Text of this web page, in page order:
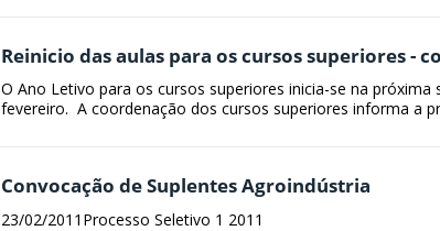
Reinicio das aulas para os cursos superiores -
O Ano Letivo para os cursos superiores inicia-se na próxima
fevereiro. A coordenação dos cursos superiores informa a
Convocação de Suplentes Agroindústria
23/02/2011Processo Seletivo 1 2011